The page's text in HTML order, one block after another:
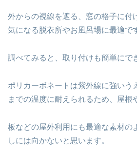
外からの視線を遮る、窓の格子に付
気になる脱衣所やお風呂場に最適で
調べてみると、取り付けも簡単にで
ポリカーボネートは紫外線に強い
までの温度に耐えられるため、屋根
板などの屋外利用にも最適な素材の
しには向かないと思います。